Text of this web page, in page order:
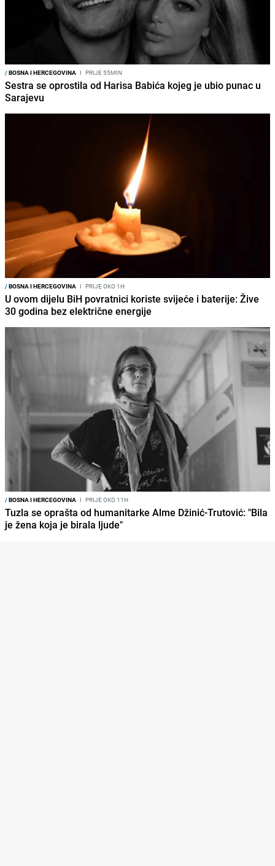
/BOSNA I HERCEGOVINA I PRIJE 55MIN
Sestra se oprostila od Harisa Babića kojeg je ubio punac u
Sarajevu
/BOSNA I HERCEGOVINA I PRIJE OKO 1H
U ovom dijelu BiH povratnici koriste svijeće i baterije: Žive
30 godina bez električne energije
/BOSNA I HERCEGOVINA I PRIJE OKO 11H
Tuzla se oprašta od humanitarke Alme Džinić-Trutović: "Bila
je žena koja je birala ljude"